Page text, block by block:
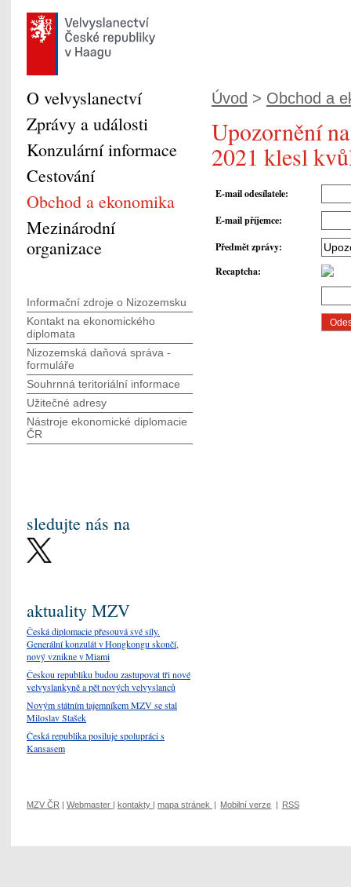
Úvod > Obchod a
Upozornění
2021 klesl
E-mail odesílatele:
E-mail příjemce:
Předmět zprávy:
Recaptcha:
O velvyslanectví
Zprávy a události
Konzulární informace
Cestování
Obchod a ekonomika
Mezinárodní
organizace
Informační zdroje o Nizozemsku
Kontakt na ekonomického
diplomata
Nizozemská daňová správa -
formuláře
Souhrnná teritoriální informace
Užitečné adresy
Nástroje ekonomické diplomacie
ČR
sledujte nás na
aktuality MZV
Česká diplomacie přesouvá své síly.
Generální konzulát v Hongkongu skončí,
nový vznikne v Miami
Českou republiku budou zastupovat tři nové
velvyslankyně a pět nových velvyslanců
Novým státním tajemníkem MZV se stal
Miloslav Stašek
Česká republika posiluje spolupráci s
Kansasem
MZV ČR Webmaster kontakty mapa stránek Mobilní verze RSS